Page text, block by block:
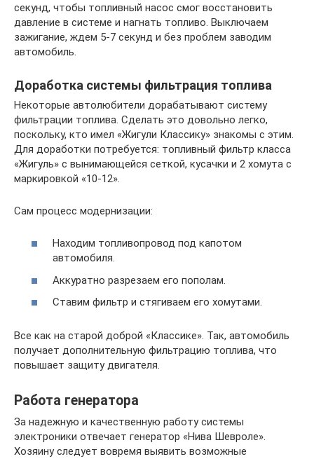
секунд, чтобы топливный насос смог восстановить
давление в системе и нагнать топливо. Выключаем
зажигание, ждем 5-7 секунд и без проблем заводим
автомобиль.
Доработка системы фильтрация топлива
Некоторые автолюбители дорабатывают систему
фильтрации топлива. Сделать это довольно легко,
поскольку, кто имел «Жигули Классику» знакомы с этим.
Для доработки потребуется: топливный фильтр класса
«Жигуль» с вынимающейся сеткой, кусачки и 2 хомута с
маркировкой «10-12».
Сам процесс модернизации:
Находим топливопровод под капотом
автомобиля.
Аккуратно разрезаем его пополам.
Ставим фильтр и стягиваем его хомутами.
Все как на старой доброй «Классике». Так, автомобиль
получает дополнительную фильтрацию топлива, что
повышает защиту двигателя.
Работа генератора
За надежную и качественную работу системы
электроники отвечает генератор «Нива Шевроле».
Хозяину следует вовремя выявить возможные